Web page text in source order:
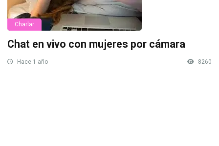
Charlar
Chat en vivo con mujeres por cámara
Hace 1 año 8260